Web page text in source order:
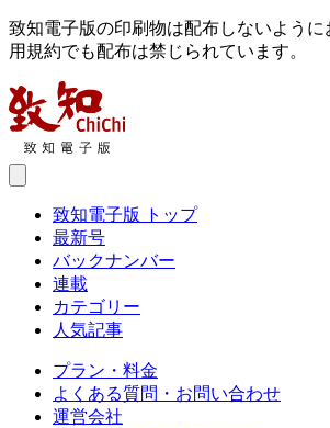
致知電子版の印刷物は配布しないように
用規約でも配布は禁じられています。
致知電子版 トップ
最新号
バックナンバー
連載
カテゴリー
人気記事
プラン・料金
よくある質問・お問い合わせ
運営会社